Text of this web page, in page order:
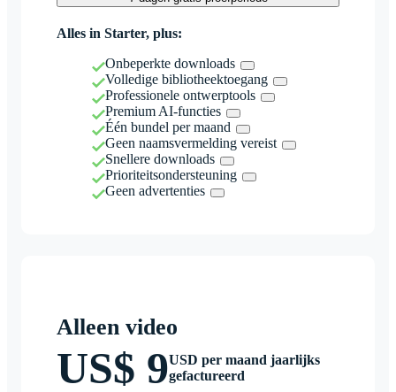
Alles in Starter, plus:
Onbeperkte downloads
Volledige bibliotheektoegang
Professionele ontwerptools
Premium AI-functies
Één bundel per maand
Geen naamsvermelding vereist
Snellere downloads
Prioriteitsondersteuning
Geen advertenties
Alleen video
US$ 9USD per maand jaarlijks
gefactureerd